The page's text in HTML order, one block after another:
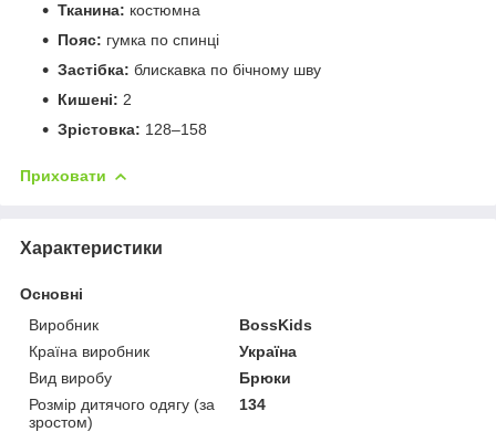
Тканина: костюмна
Пояс: гумка по спинці
Застібка: блискавка по бічному шву
Кишені: 2
Зрістовка: 128–158
Приховати
Характеристики
Основні
Виробник
BossKids
Країна виробник
Україна
Вид виробу
Брюки
Розмір дитячого одягу (за
зростом)
134